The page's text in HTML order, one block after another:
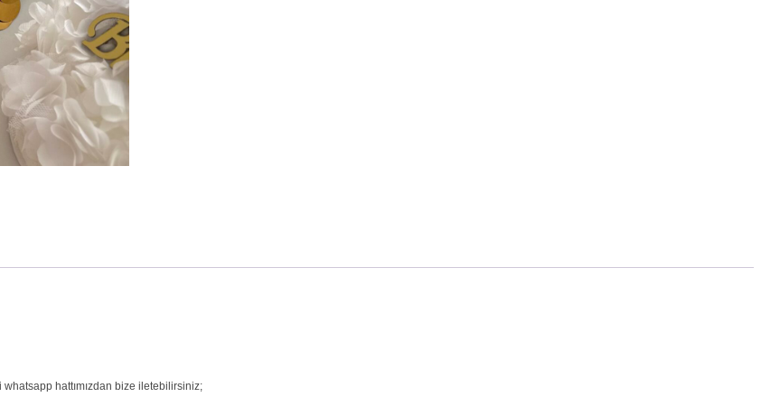
whatsapp hattımızdan bize iletebilirsiniz;